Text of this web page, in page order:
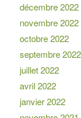
décembre 2022
novembre 2022
octobre 2022
septembre 2022
juillet 2022
avril 2022
janvier 2022